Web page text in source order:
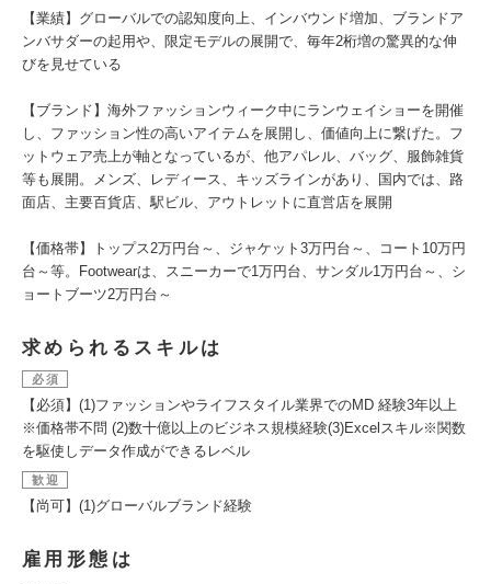
【業績】グローバルでの認知度向上、インバウンド増加、ブランドア
ンバサダーの起用や、限定モデルの展開で、毎年2桁増の驚異的な伸
びを見せている
【ブランド】海外ファッションウィーク中にランウェイショーを開催
し、ファッション性の高いアイテムを展開し、価値向上に繋げた。フ
ットウェア売上が軸となっているが、他アパレル、バッグ、服飾雑貨
等も展開。メンズ、レディース、キッズラインがあり、国内では、路
面店、主要百貨店、駅ビル、アウトレットに直営店を展開
【価格帯】トップス2万円台～、ジャケット3万円台～、コート10万円
台～等。Footwearは、スニーカーで1万円台、サンダル1万円台～、シ
ョートブーツ2万円台～
求められるスキルは
必須
【必須】(1)ファッションやライフスタイル業界でのMD 経験3年以上
※価格帯不問 (2)数十億以上のビジネス規模経験(3)Excelスキル※関数
を駆使しデータ作成ができるレベル
歓迎
【尚可】(1)グローバルブランド経験
雇用形態は